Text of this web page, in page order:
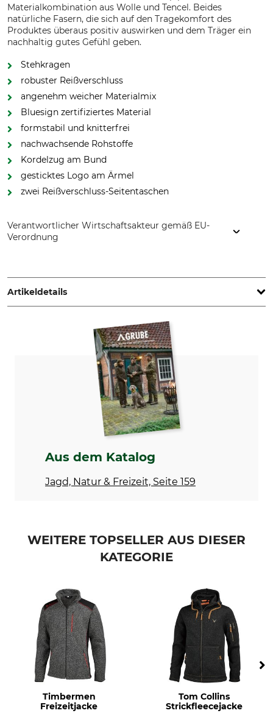
Materialkombination aus Wolle und Tencel. Beides
natürliche Fasern, die sich auf den Tragekomfort des
Produktes überaus positiv auswirken und dem Träger ein
nachhaltig gutes Gefühl geben.
Stehkragen
robuster Reißverschluss
angenehm weicher Materialmix
Bluesign zertifiziertes Material
formstabil und knitterfrei
nachwachsende Rohstoffe
Kordelzug am Bund
gesticktes Logo am Ärmel
zwei Reißverschluss-Seitentaschen
Verantwortlicher Wirtschaftsakteur gemäß EU-
Verordnung
Sweden, www.ivanhoe.se
Artikeldetails
Produkttyp
Jacke
Modellbezeichnung
Oberstoff
60% Wolle
40% Lyocell
Bleichen
Nicht bleichen
Trocknen
Nicht im Wäschetrockner
trocknen
Bügeln bis 150 °C
Herstellung
Farbe
graphite marl
Konfektionsgröße
Aus dem Katalog
Jagd, Natur & Freizeit, Seite 159
WEITERE TOPSELLER AUS DIESER
KATEGORIE
Timbermen
Freizeitjacke
Tom Collins
Strickfleecejacke